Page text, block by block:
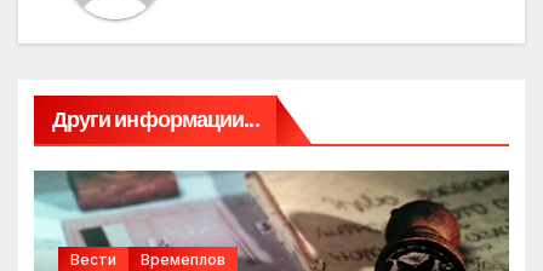
Други информации...
Вести Времеплов